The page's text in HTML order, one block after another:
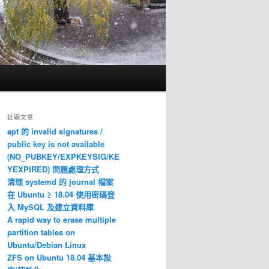
近期文章
apt 的 invalid signatures /
public key is not available
(NO_PUBKEY/EXPKEYSIG/KE
YEXPIRED) 問題處理方式
清理 systemd 的 journal 檔案
在 Ubuntu ≥ 18.04 使用密碼登
入 MySQL 及建立資料庫
A rapid way to erase multiple
partition tables on
Ubuntu/Debian Linux
ZFS on Ubuntu 18.04 基本設